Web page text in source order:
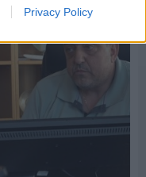
Privacy Policy